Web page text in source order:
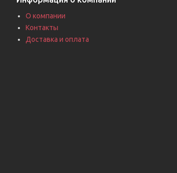
О компании
Контакты
Доставка и оплата